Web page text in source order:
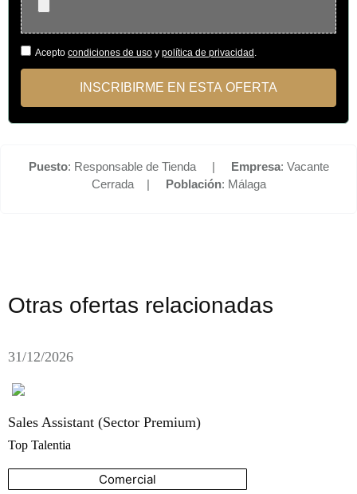
Acepto condiciones de uso y política de privacidad .
INSCRIBIRME EN ESTA OFERTA
Puesto: Responsable de Tienda | Empresa: Vacante
Cerrada | Población: Málaga
Otras ofertas relacionadas
31/12/2026
Sales Assistant (Sector Premium)
Top Talentia
Comercial